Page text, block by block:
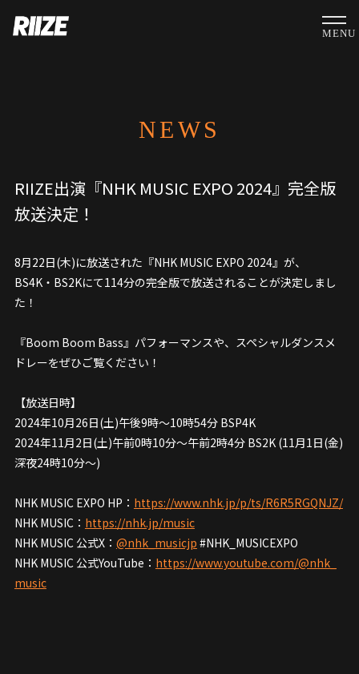
MENU
NEWS
RIIZE出演『NHK MUSIC EXPO 2024』完全版
放送決定！
8月22日(木)に放送された『NHK MUSIC EXPO 2024』が、
BS4K・BS2Kにて114分の完全版で放送されることが決定しまし
た！
『Boom Boom Bass』パフォーマンスや、スペシャルダンスメ
ドレーをぜひご覧ください！
【放送日時】
2024年10月26日(土)午後9時～10時54分 BSP4K
2024年11月2日(土)午前0時10分～午前2時4分 BS2K (11月1日(金)
深夜24時10分〜)
NHK MUSIC EXPO HP： https://www.nhk.jp/p/ts/R6R5RGQNJZ/
NHK MUSIC： https://nhk.jp/music
NHK MUSIC 公式X： @nhk_musicjp #NHK_MUSICEXPO
NHK MUSIC 公式YouTube： https://www.youtube.com/@nhk_
music